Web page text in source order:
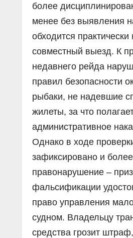
более
менее без выявления
обходится практически
совместный выезд. К
недавнего рейда
правил безопасности
рыбаки, не надевшие
жилеты, за что
административное
Однако в ходе
зафиксировано и
правонарушение –
фальсификации
право управления
судном. Владельцу
средства грозит